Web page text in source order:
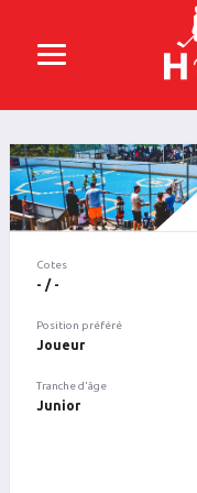
Cotes
- / -
Position préféré
Joueur
Tranche d'âge
Junior